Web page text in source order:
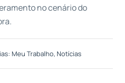
no cenário do
Meu Trabalho, Notícias